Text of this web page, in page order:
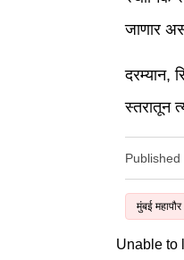
जाणार
दरम्यान,
स्तरातून
मुंबई
Unable to